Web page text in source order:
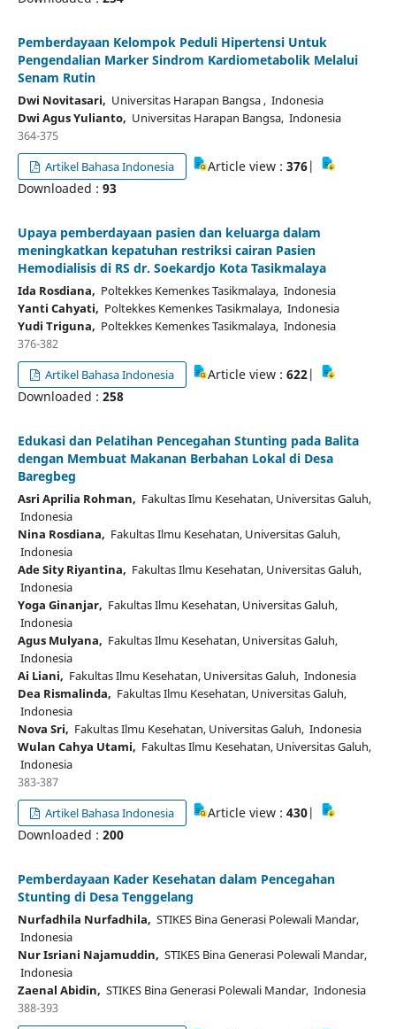
Pemberdayaan Kelompok Peduli Hipertensi Untuk
Pengendalian Marker Sindrom Kardiometabolik Melalui
Senam Rutin
Dwi Novitasari, Universitas Harapan Bangsa , Indonesia
Dwi Agus Yulianto, Universitas Harapan Bangsa, Indonesia
364-375
Artikel Bahasa Indonesia
Article view :376|
Downloaded : 93
Upaya pemberdayaan pasien dan keluarga dalam
meningkatkan kepatuhan restriksi cairan Pasien
Hemodialisis di RS dr. Soekardjo Kota Tasikmalaya
Ida Rosdiana, Poltekkes Kemenkes Tasikmalaya, Indonesia
Yanti Cahyati, Poltekkes Kemenkes Tasikmalaya, Indonesia
Yudi Triguna, Poltekkes Kemenkes Tasikmalaya, Indonesia
376-382
Artikel Bahasa Indonesia
Article view :622|
Downloaded : 258
Edukasi dan Pelatihan Pencegahan Stunting pada Balita
dengan Membuat Makanan Berbahan Lokal di Desa
Baregbeg
Asri Aprilia Rohman, Fakultas Ilmu Kesehatan, Universitas Galuh,
Indonesia
Nina Rosdiana, Fakultas Ilmu Kesehatan, Universitas Galuh,
Indonesia
Ade Sity Riyantina, Fakultas Ilmu Kesehatan, Universitas Galuh,
Indonesia
Yoga Ginanjar, Fakultas Ilmu Kesehatan, Universitas Galuh,
Indonesia
Agus Mulyana, Fakultas Ilmu Kesehatan, Universitas Galuh,
Indonesia
Ai Liani, Fakultas Ilmu Kesehatan, Universitas Galuh, Indonesia
Dea Rismalinda, Fakultas Ilmu Kesehatan, Universitas Galuh,
Indonesia
Nova Sri, Fakultas Ilmu Kesehatan, Universitas Galuh, Indonesia
Wulan Cahya Utami, Fakultas Ilmu Kesehatan, Universitas Galuh,
Indonesia
383-387
Artikel Bahasa Indonesia
Article view :430|
Downloaded : 200
Pemberdayaan Kader Kesehatan dalam Pencegahan
Stunting di Desa Tenggelang
Nurfadhila Nurfadhila, STIKES Bina Generasi Polewali Mandar,
Indonesia
Nur Isriani Najamuddin, STIKES Bina Generasi Polewali Mandar,
Indonesia
Zaenal Abidin, STIKES Bina Generasi Polewali Mandar, Indonesia
388-393